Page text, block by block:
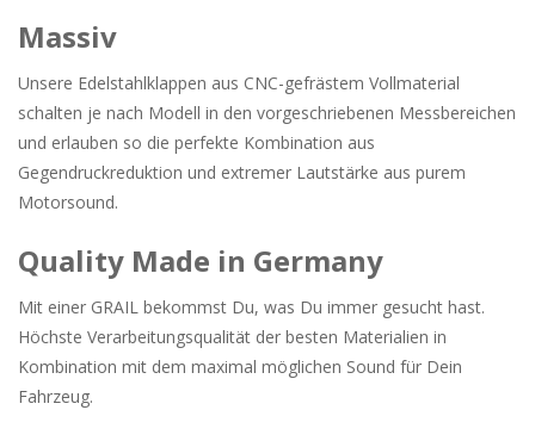
Massiv
Unsere Edelstahlklappen aus CNC-gefrästem Vollmaterial
schalten je nach Modell in den vorgeschriebenen Messbereichen
und erlauben so die perfekte Kombination aus
Gegendruckreduktion und extremer Lautstärke aus purem
Motorsound.
Quality Made in Germany
Mit einer GRAIL bekommst Du, was Du immer gesucht hast.
Höchste Verarbeitungsqualität der besten Materialien in
Kombination mit dem maximal möglichen Sound für Dein
Fahrzeug.